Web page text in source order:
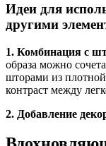
Идеи для
другими
1. Комбинация с
образа можно
шторами из
контраст между
2. Добавление